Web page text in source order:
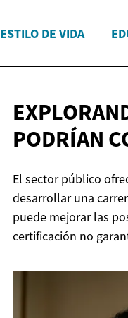
ESTILO DE VIDA
PODRÍAN
El sector público
desarrollar una
puede mejorar las
certificación no